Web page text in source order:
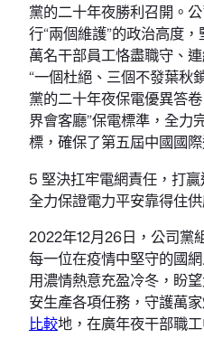
黨的二十年夜勝利召開。
行“兩個維護”的政治高度
萬名干部員工恪盡職守、
“一個杜絕、三個不發葉秋
黨的二十年夜保電優異答
界會客廳”保電標準，全力
標，確保了第五屆中國國
5 堅決扛牢電網責任，打
全力保證電力平安靠得住
2022年12月26日，公司黨
每一位在疫情中堅守的國
用濃情熱意充盈冷冬，盼
安生產各項任務，守護萬
比較地，在廣年夜干部職